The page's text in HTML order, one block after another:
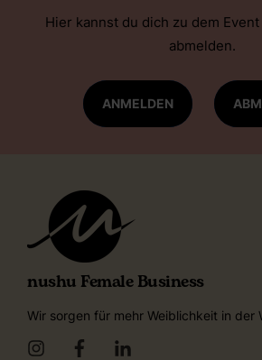
Hier kannst du dich zu dem
abmelden.
ANMELDEN
nushu Female Business
Wir sorgen für mehr Weiblichkeit in der